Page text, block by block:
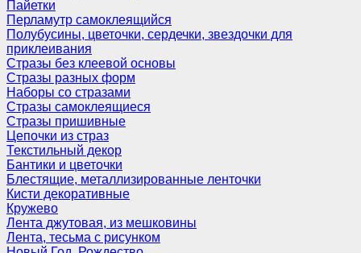
Пайетки
Перламутр самоклеящийся
Полубусины, цветочки, сердечки, звездочки для
приклеивания
Стразы без клеевой основы
Стразы разных форм
Наборы со стразами
Стразы самоклеящиеся
Стразы пришивные
Цепочки из страз
Текстильный декор
Бантики и цветочки
Блестящие, металлизированные ленточки
Кисти декоративные
Кружево
Лента джутовая, из мешковины
Лента, тесьма с рисунком